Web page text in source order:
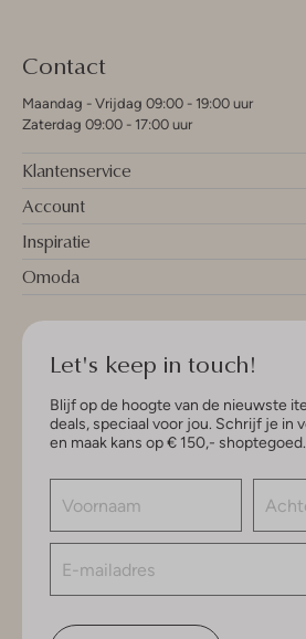
Contact
Maandag - Vrijdag 09:00 - 19:00 uur
Zaterdag 09:00 - 17:00 uur
Klantenservice
Account
Inspiratie
Omoda
Let's keep in touch!
Blijf op de hoogte van de nieuwste
deals, speciaal voor jou. Schrijf je in
en maak kans op € 150,- shoptegoed.